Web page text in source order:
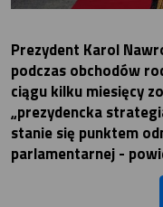
Prezydent Karol
podczas obchodów
ciągu kilku miesięcy
„prezydencka
stanie się punktem
parlamentarnej -